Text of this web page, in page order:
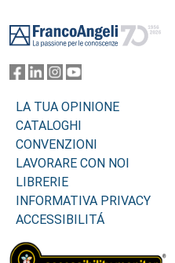
LA TUA OPINIONE
CATALOGHI
CONVENZIONI
LAVORARE CON NOI
LIBRERIE
INFORMATIVA PRIVACY
ACCESSIBILITÁ